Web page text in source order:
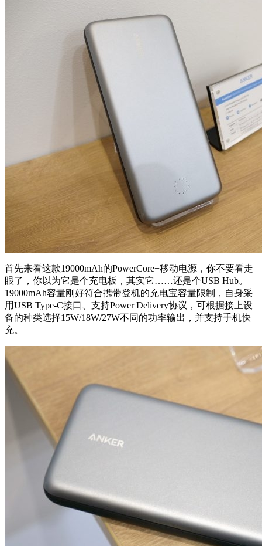
首先来看这款19000mAh的PowerCore+移动电源，你不要看走
眼了，你以为它是个充电板，其实它……还是个USB Hub。
19000mAh容量刚好符合携带登机的充电宝容量限制，自身采
用USB Type-C接口、支持Power Delivery协议，可根据接上设
备的种类选择15W/18W/27W不同的功率输出，并支持手机快
充。